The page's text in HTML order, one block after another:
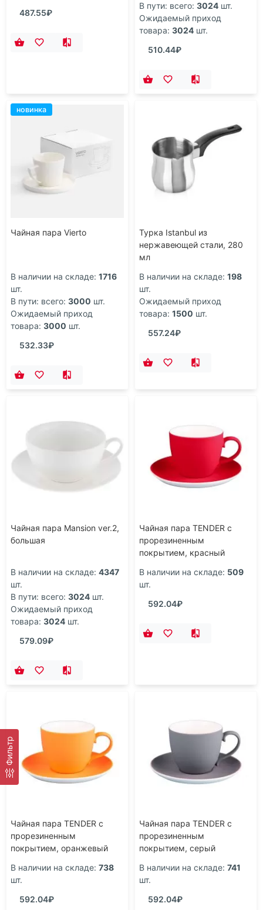
Фильтр
487.55₽
В пути: всего: 3024 шт.
Ожидаемый приход
товара: 3024 шт.
510.44₽
новинка
Чайная пара Vierto
В наличии на складе: 1716
шт.
В пути: всего: 3000 шт.
Ожидаемый приход
товара: 3000 шт.
532.33₽
Турка Istanbul из
нержавеющей стали, 280
мл
В наличии на складе: 198
шт.
Ожидаемый приход
товара: 1500 шт.
557.24₽
Чайная пара Mansion ver.2,
большая
В наличии на складе: 4347
шт.
В пути: всего: 3024 шт.
Ожидаемый приход
товара: 3024 шт.
579.09₽
Чайная пара TENDER с
прорезиненным
покрытием, красный
В наличии на складе: 509
шт.
592.04₽
Чайная пара TENDER с
прорезиненным
покрытием, оранжевый
В наличии на складе: 738
шт.
592.04₽
Чайная пара TENDER с
прорезиненным
покрытием, серый
В наличии на складе: 741
шт.
592.04₽